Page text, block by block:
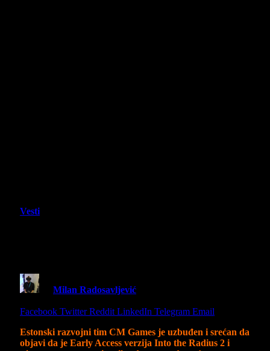
Vesti
Milan Radosavljević
Facebook Twitter Reddit LinkedIn Telegram Email
Estonski razvojni tim CM Games je uzbuđen i srećan da
objavi da je Early Access verzija Into the Radius 2 i